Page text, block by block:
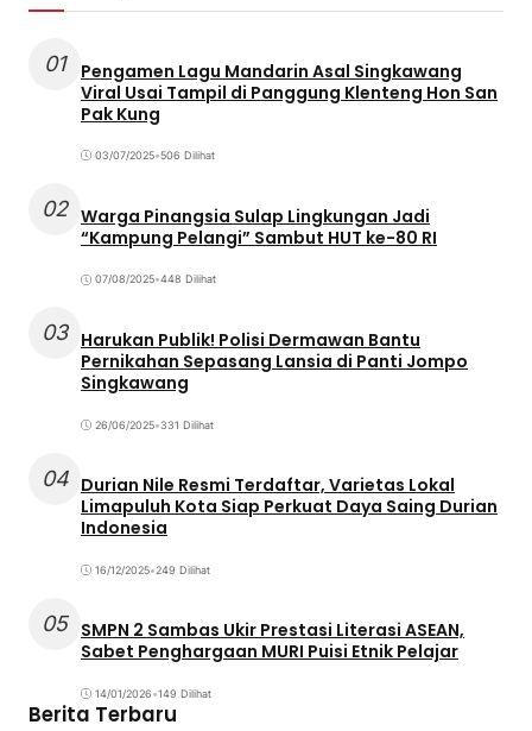
01
Pengamen Lagu Mandarin Asal Singkawang
Viral Usai Tampil di Panggung Klenteng Hon San
Pak Kung
03/07/2025•506 Dilihat
02 Warga Pinangsia Sulap Lingkungan Jadi
“Kampung Pelangi” Sambut HUT ke-80 RI
07/08/2025•448 Dilihat
03 Harukan Publik! Polisi Dermawan Bantu
Pernikahan Sepasang Lansia di Panti Jompo
Singkawang
26/06/2025•331 Dilihat
04 Durian Nile Resmi Terdaftar, Varietas Lokal
Limapuluh Kota Siap Perkuat Daya Saing Durian
Indonesia
16/12/2025•249 Dilihat
05 SMPN 2 Sambas Ukir Prestasi Literasi ASEAN,
Sabet Penghargaan MURI Puisi Etnik Pelajar
14/01/2026•149 Dilihat
Berita Terbaru